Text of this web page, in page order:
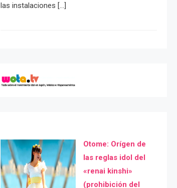
las instalaciones […]
Otome: Orígen de
las reglas idol del
«renai kinshi»
(prohibición del